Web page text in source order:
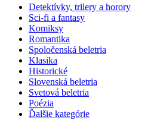
Detektívky, trilery a horory
Sci-fi a fantasy
Komiksy
Romantika
Spoločenská beletria
Klasika
Historické
Slovenská beletria
Svetová beletria
Poézia
Ďalšie kategórie